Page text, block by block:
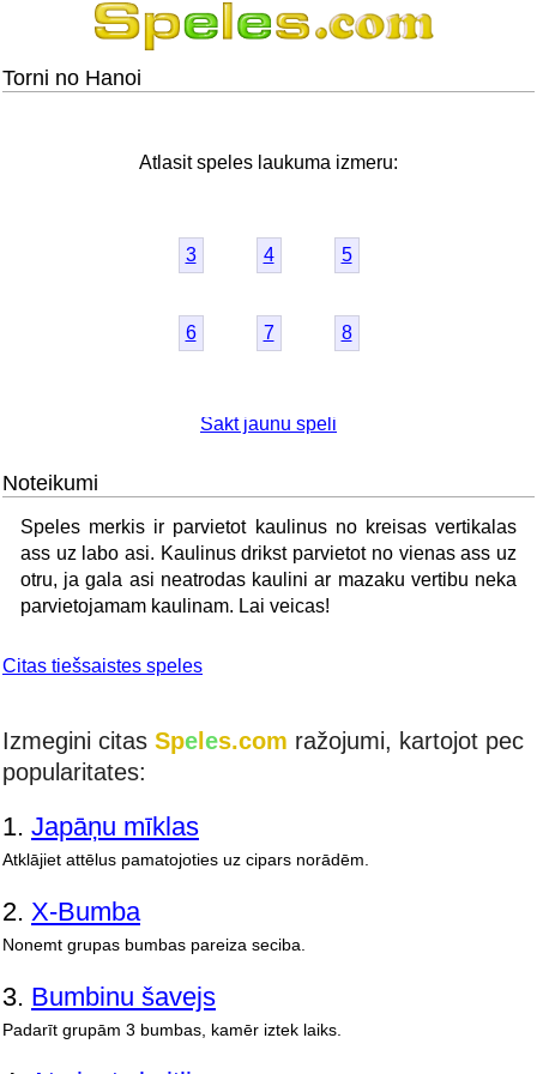
Torni no Hanoi
Atlasit speles laukuma izmeru:
3 4 5
6 7 8
Sakt jaunu speli
Noteikumi
Speles merkis ir parvietot kaulinus no kreisas vertikalas
ass uz labo asi. Kaulinus drikst parvietot no vienas ass uz
otru, ja gala asi neatrodas kaulini ar mazaku vertibu neka
parvietojamam kaulinam. Lai veicas!
Citas tiešsaistes speles
Izmegini citas Spe es.com ražojumi, kartojot pec
popularitates:
1. Japāņu mīklas
Atklājiet attēlus pamatojoties uz cipars norādēm.
2. X-Bumba
Nonemt grupas bumbas pareiza seciba.
3. Bumbinu šavejs
Padarīt grupām 3 bumbas, kamēr iztek laiks.